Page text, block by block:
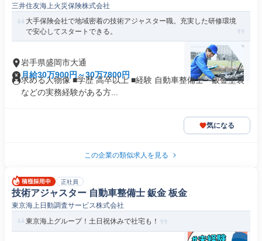
三井住友海上火災保険株式会社
大手保険会社で地域密着の技術アジャスター職。充実した研修環境
で安心してスタートできる。
岩手県盛岡市大通
月給30万900円～30万7800円
求める人物像 ■学歴 高卒以上 ■経験 自動車整備士・鈑金塗装
などの実務経験がある方...
気になる
この企業の類似求人を見る
正社員
技術アジャスター 自動車整備士 鈑金 板金
東京海上日動調査サービス株式会社
東京海上グループ！土日祝休みで社宅も！